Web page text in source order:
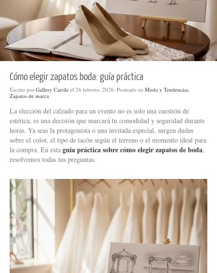
Cómo elegir zapatos boda: guía práctica
Escrito por Gallery Carrile el 26 febrero, 2026 . Posteado en Moda y Tendencias
Zapatos de marca
La elección del calzado para un evento no es solo una cuestión de
estética; es una decisión que marcará tu comodidad y seguridad durante
horas. Ya seas la protagonista o una invitada especial, surgen dudas
sobre el color, el tipo de tacón según el terreno o el momento ideal para
la compra. En esta guía práctica sobre cómo elegir zapatos de boda,
resolvemos todas tus preguntas.